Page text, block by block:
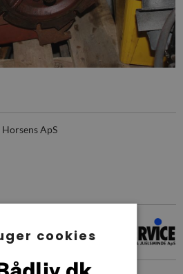
ApS
cookies